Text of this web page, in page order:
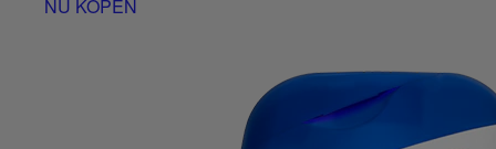
NU KOPEN